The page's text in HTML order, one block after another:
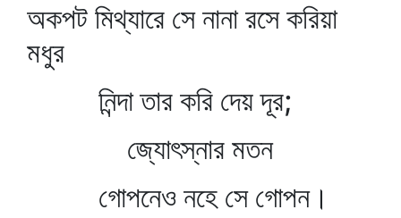
অকপট মিথ্যারে সে নানা রসে করিয়া
মধুর
নিন্দা তার করি দেয় দূর;
জ্যোৎস্নার মতন
গোপনেও নহে সে গোপন।